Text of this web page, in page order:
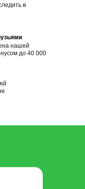
в
нашей
до 40 000